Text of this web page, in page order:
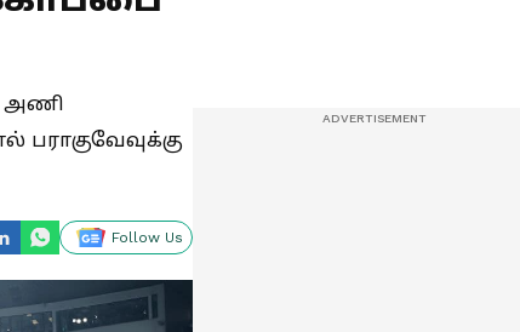
அணி
Follow Us